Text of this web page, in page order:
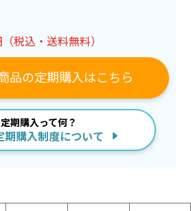
税込・送料無料）
品の定期購入はこちら
定期購入って何？
期購入制度について